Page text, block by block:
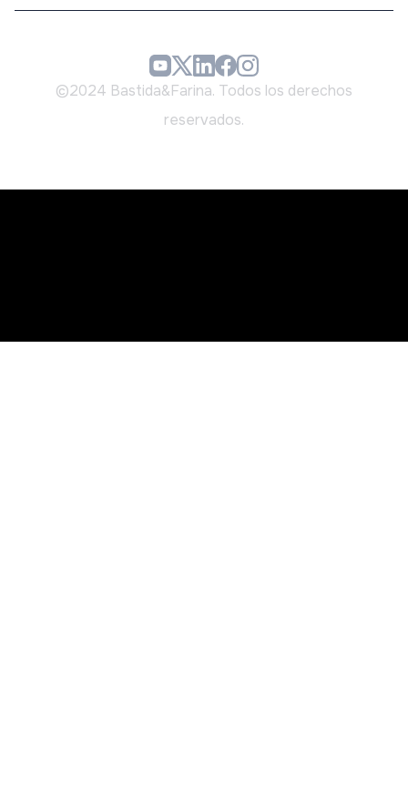
©2024 Bastida&Farina. Todos los derechos
reservados.